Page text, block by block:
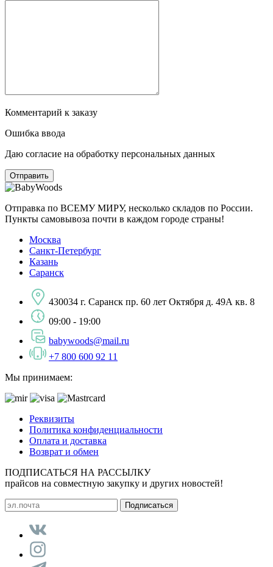
Комментарий к заказу
Ошибка ввода
Даю согласие на обработку персональных данных
Отправка по ВСЕМУ МИРУ, несколько складов по России.
Пункты самовывоза почти в каждом городе страны!
Москва
Санкт-Петербург
Казань
Саранск
430034 г. Саранск пр. 60 лет Октября д. 49А кв. 8
09:00 - 19:00
babywoods@mail.ru
+7 800 600 92 11
Мы принимаем:
Реквизиты
Политика конфиденциальности
Оплата и доставка
Возврат и обмен
ПОДПИСАТЬСЯ НА РАССЫЛКУ
прайсов на совместную закупку и других новостей!